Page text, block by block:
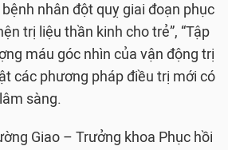
nhân đột quỵ giai đoạn phục
trị liệu thần kinh cho trẻ”, “Tập
máu góc nhìn của vận động trị
các phương pháp điều trị mới có
sàng.
Giao – Trưởng khoa Phục hồi